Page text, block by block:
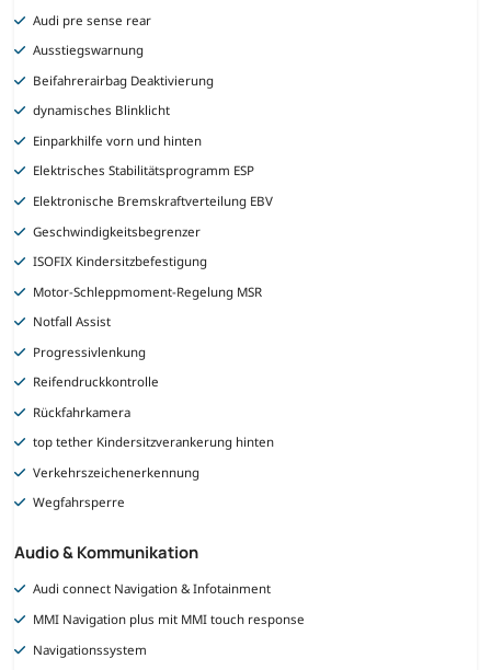
Audi pre sense rear
Ausstiegswarnung
Beifahrerairbag Deaktivierung
dynamisches Blinklicht
Einparkhilfe vorn und hinten
Elektrisches Stabilitätsprogramm ESP
Elektronische Bremskraftverteilung EBV
Geschwindigkeitsbegrenzer
ISOFIX Kindersitzbefestigung
Motor-Schleppmoment-Regelung MSR
Notfall Assist
Progressivlenkung
Reifendruckkontrolle
Rückfahrkamera
top tether Kindersitzverankerung hinten
Verkehrszeichenerkennung
Wegfahrsperre
Audio & Kommunikation
Audi connect Navigation & Infotainment
MMI Navigation plus mit MMI touch response
Navigationssystem